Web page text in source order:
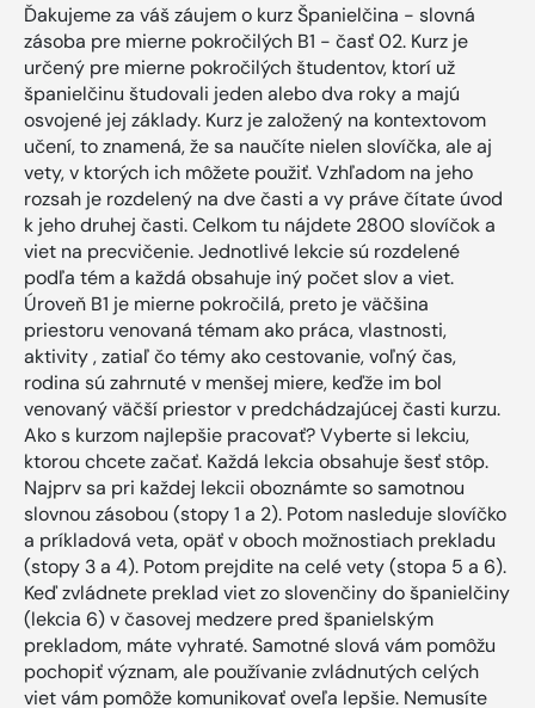
Ďakujeme za váš záujem o kurz Španielčina - slovná
zásoba pre mierne pokročilých B1 - časť 02. Kurz je
určený pre mierne pokročilých študentov, ktorí už
španielčinu študovali jeden alebo dva roky a majú
osvojené jej základy. Kurz je založený na kontextovom
učení, to znamená, že sa naučíte nielen slovíčka, ale aj
vety, v ktorých ich môžete použiť. Vzhľadom na jeho
rozsah je rozdelený na dve časti a vy práve čítate úvod
k jeho druhej časti. Celkom tu nájdete 2800 slovíčok a
viet na precvičenie. Jednotlivé lekcie sú rozdelené
podľa tém a každá obsahuje iný počet slov a viet.
Úroveň B1 je mierne pokročilá, preto je väčšina
priestoru venovaná témam ako práca, vlastnosti,
aktivity , zatiaľ čo témy ako cestovanie, voľný čas,
rodina sú zahrnuté v menšej miere, keďže im bol
venovaný väčší priestor v predchádzajúcej časti kurzu.
Ako s kurzom najlepšie pracovať? Vyberte si lekciu,
ktorou chcete začať. Každá lekcia obsahuje šesť stôp.
Najprv sa pri každej lekcii oboznámte so samotnou
slovnou zásobou (stopy 1 a 2). Potom nasleduje slovíčko
a príkladová veta, opäť v oboch možnostiach prekladu
(stopy 3 a 4). Potom prejdite na celé vety (stopa 5 a 6).
Keď zvládnete preklad viet zo slovenčiny do španielčiny
(lekcia 6) v časovej medzere pred španielským
prekladom, máte vyhraté. Samotné slová vám pomôžu
pochopiť význam, ale používanie zvládnutých celých
viet vám pomôže komunikovať oveľa lepšie. Nemusíte